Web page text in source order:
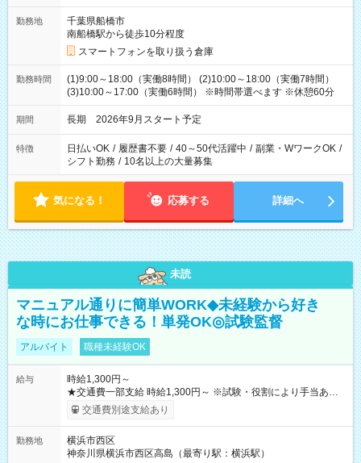
勤務地
千葉県船橋市
南船橋駅から徒歩10分程度
スマートフォンを取り扱う倉庫
勤務時間
(1)9:00～18:00（実働8時間） (2)10:00～18:00（実働7時間）
(3)10:00～17:00（実働6時間） ※時間帯選べます ※休憩60分
期間 長期 2026年9月スタート予定
特徴 日払いOK / 履歴書不要 / 40～50代活躍中 / 副業・WワークOK /
シフト勤務 / 10名以上の大量募集
気になる！ 応募する 詳細へ
未読
マニュアル通りに簡単WORK◆未経験から好き
な時にお仕事できる！単発OK◎試験監督
アルバイト 職種未経験OK
給与
時給1,300円～
★交通費一部支給 時給1,300円～ ※試験・役割により手当あり
※勤務回数により昇給あり 【即給（前払い）オプションあ
り！】 希望される場合、勤務から1週間ほどで給与の一部を受け
例】 ・河合塾模擬試験 8:30～17:30（休憩1時間） 時給1,300円
×8時間＝日収10,400円＋交通費 ※当日の役割により時給＋100
交通費別途支給あり
勤務地
横浜市西区
神奈川県横浜市西区高島（最寄り駅：横浜駅）